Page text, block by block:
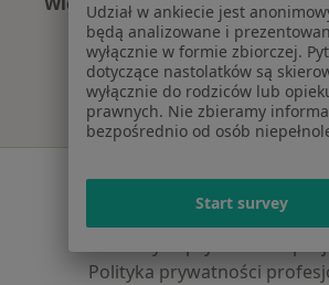
Więcej w kategorii:
Serwis
Regulamin
Polityka prywatności
Udział w ankiecie jest
będą analizowane i
wyłącznie w formie zbiorczej.
dotyczące nastolatków są
wyłącznie do rodziców lub
prawnych. Nie zbieramy
bezpośrednio od osób
Start survey